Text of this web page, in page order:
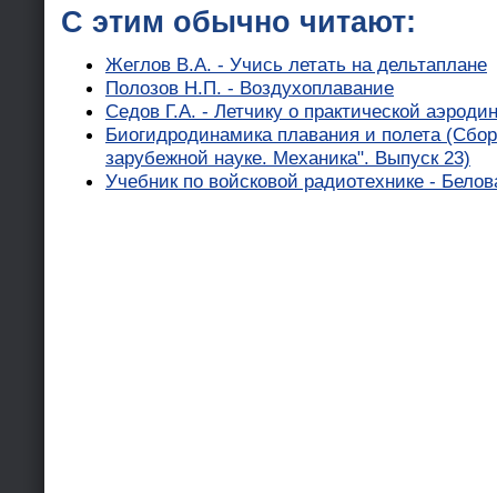
С этим обычно читают:
Жеглов В.А. - Учись летать на дельтаплане
Полозов Н.П. - Воздухоплавание
Седов Г.А. - Летчику о практической
Биогидродинамика плавания и полета
зарубежной науке. Механика". Выпуск 23)
Учебник по войсковой радиотехнике -